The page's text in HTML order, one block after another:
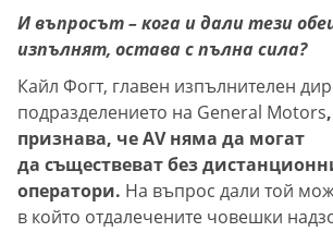
И въпросът – кога и дали тези
изпълнят, остава с пълна сила?
Кайл Фогт, главен изпълнителен
подразделението на General Motors
признава, че AV няма да могат
да съществеват без
оператори. На въпрос дали той
в който отдалечените човешки